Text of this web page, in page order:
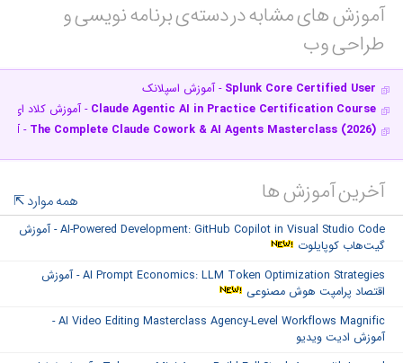
آموزش های مشابه در دسته‌ی‌ برنامه نویسی و
طراحی وب‎
Splunk Core Certified User - آموزش اسپلانک
Claude Agentic AI in Practice Certification Course - آموزش کلاد ای‌آی
The Complete Claude Cowork & AI Agents Masterclass (2026)
-
آخرین آموزش ها همه موارد
AI-Powered Development: GitHub Copilot in Visual Studio Code - آموزش
گیت‌هاب کوپایلوت
AI Prompt Economics: LLM Token Optimization Strategies - آموزش
اقتصاد پرامپت هوش مصنوعی
AI Video Editing Masterclass Agency-Level Workflows Magnific -
آموزش ادیت ویدیو